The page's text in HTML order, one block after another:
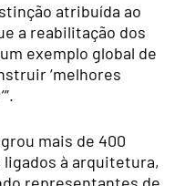
atribuída ao
a reabilitação dos
exemplo global de
‘melhores
mais de 400
à arquitetura,